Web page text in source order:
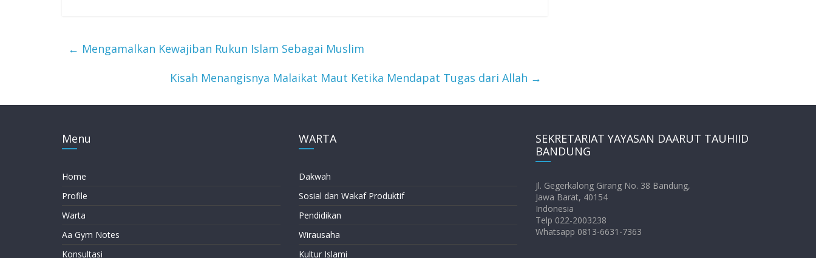
← Mengamalkan Kewajiban Rukun Islam Sebagai Muslim
Kisah Menangisnya Malaikat Maut Ketika Mendapat Tugas dari Allah →
Menu
Home
Profile
Warta
Aa Gym Notes
Konsultasi
WARTA
Dakwah
Sosial dan Wakaf Produktif
Pendidikan
Wirausaha
Kultur Islami
SEKRETARIAT YAYASAN DAARUT TAUHIID
BANDUNG
Jl. Gegerkalong Girang No. 38 Bandung,
Jawa Barat, 40154
Indonesia
Telp 022-2003238
Whatsapp 0813-6631-7363